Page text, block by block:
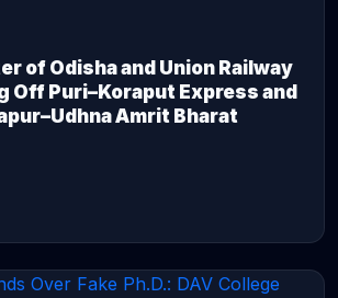
of Odisha and Union Railway
Off Puri–Koraput Express and
Amrit Bharat